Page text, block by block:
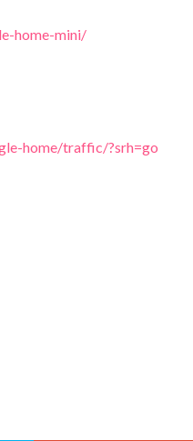
home-mini/
home/traffic/?srh=go